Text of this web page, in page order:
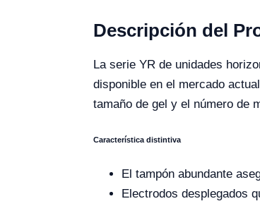
Descripción del
La serie YR de unidades
disponible en el mercado
tamaño de gel y el número de
Característica distintiva
El tampón abundante
Electrodos desplegados